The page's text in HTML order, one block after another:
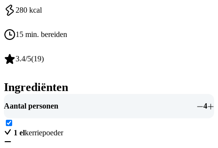
280 kcal
15 min. bereiden
3.4/5(19)
Ingrediënten
Aantal personen 4
1 elkerriepoeder